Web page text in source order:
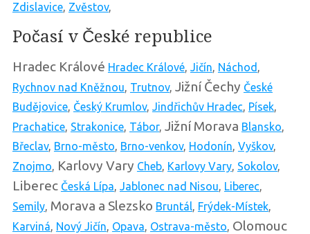
Zdislavice, Zvěstov,
Počasí v České republice
Hradec Králové Hradec Králové, Jičín, Náchod ,
Rychnov nad Kněžnou, Trutnov, Jižní Čechy České
Budějovice, Český Krumlov, Jindřichův Hradec, Písek,
Prachatice, Strakonice, Tábor, Jižní Morava Blansko,
Břeclav, Brno-město, Brno-venkov, Hodonín, Vyškov,
Znojmo, Karlovy Vary Cheb, Karlovy Vary, Sokolov,
Liberec Česká Lípa, Jablonec nad Nisou, Liberec,
Semily, Morava a Slezsko Bruntál, Frýdek-Místek,
Karviná, Nový Jičín, Opava, Ostrava-město, Olomouc